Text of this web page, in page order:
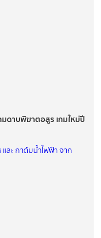
มดาบพิฆาตอสูร เกมใหม่ปี